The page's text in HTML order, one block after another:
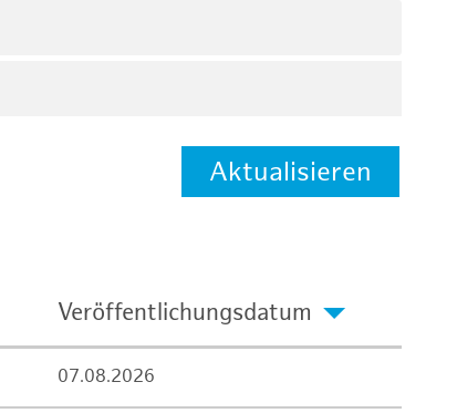
Aktualisieren
Veröffentlichungsdatum
07.08.2026